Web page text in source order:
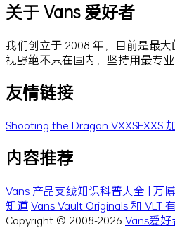
关于 Vans 爱好者
我们创立于 2008 年，目前是最
视野绝不只在国内，坚持用最专
友情链接
Shooting the Dragon VXXSFXXS
内容推荐
Vans 产品支线知识科普大全 | 万
知道Vans Vault Originals 和 VLT
Copyright © 2008-2026 Vans爱好